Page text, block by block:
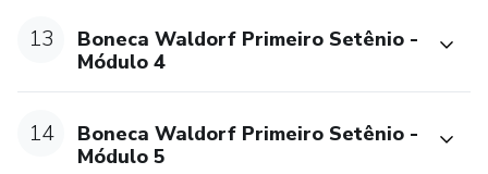
13
Boneca Waldorf Primeiro Setênio -
Módulo 4
14
Boneca Waldorf Primeiro Setênio -
Módulo 5